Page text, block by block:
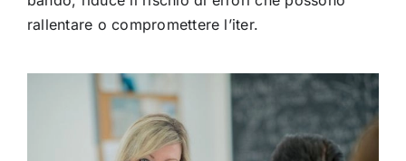
rallentare o compromettere l’iter.